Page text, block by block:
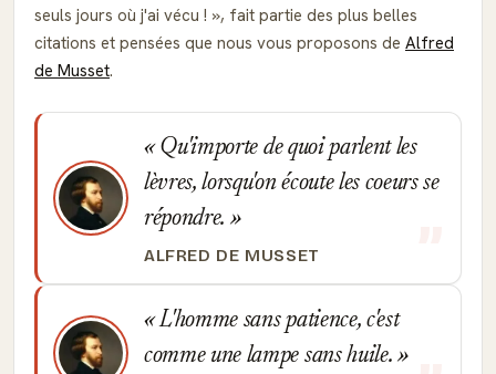
seuls jours où j'ai vécu !
, fait partie des plus belles
citations et pensées que nous vous proposons de Alfred
de Musset.
Qu'importe de quoi parlent les
lèvres, lorsqu'on écoute les coeurs se
répondre.
ALFRED DE MUSSET
L'homme sans patience, c'est
comme une lampe sans huile.